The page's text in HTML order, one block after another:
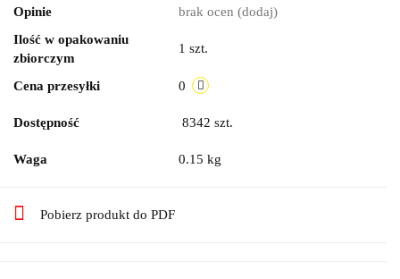
Opinie brak ocen (dodaj)
Ilość w opakowaniu
zbiorczym
1 szt.
Cena przesyłki 0
Dostępność 8342 szt.
Waga 0.15 kg
Pobierz produkt do PDF